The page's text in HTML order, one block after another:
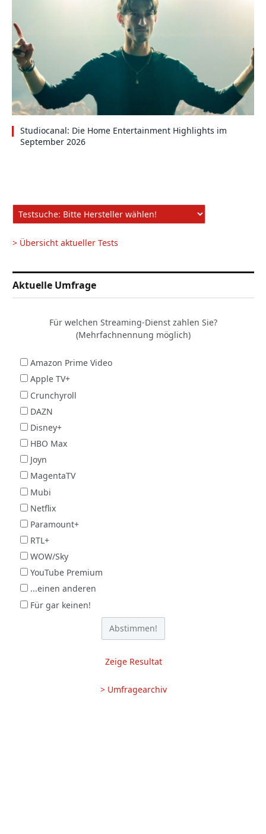
Studiocanal: Die Home Entertainment Highlights im
September 2026
> Übersicht aktueller Tests
Aktuelle Umfrage
Für welchen Streaming-Dienst zahlen Sie?
(Mehrfachnennung möglich)
Amazon Prime Video
Apple TV+
Crunchyroll
DAZN
Disney+
HBO Max
Joyn
MagentaTV
Mubi
Netflix
Paramount+
RTL+
WOW/Sky
YouTube Premium
...einen anderen
Für gar keinen!
Zeige Resultat
> Umfragearchiv